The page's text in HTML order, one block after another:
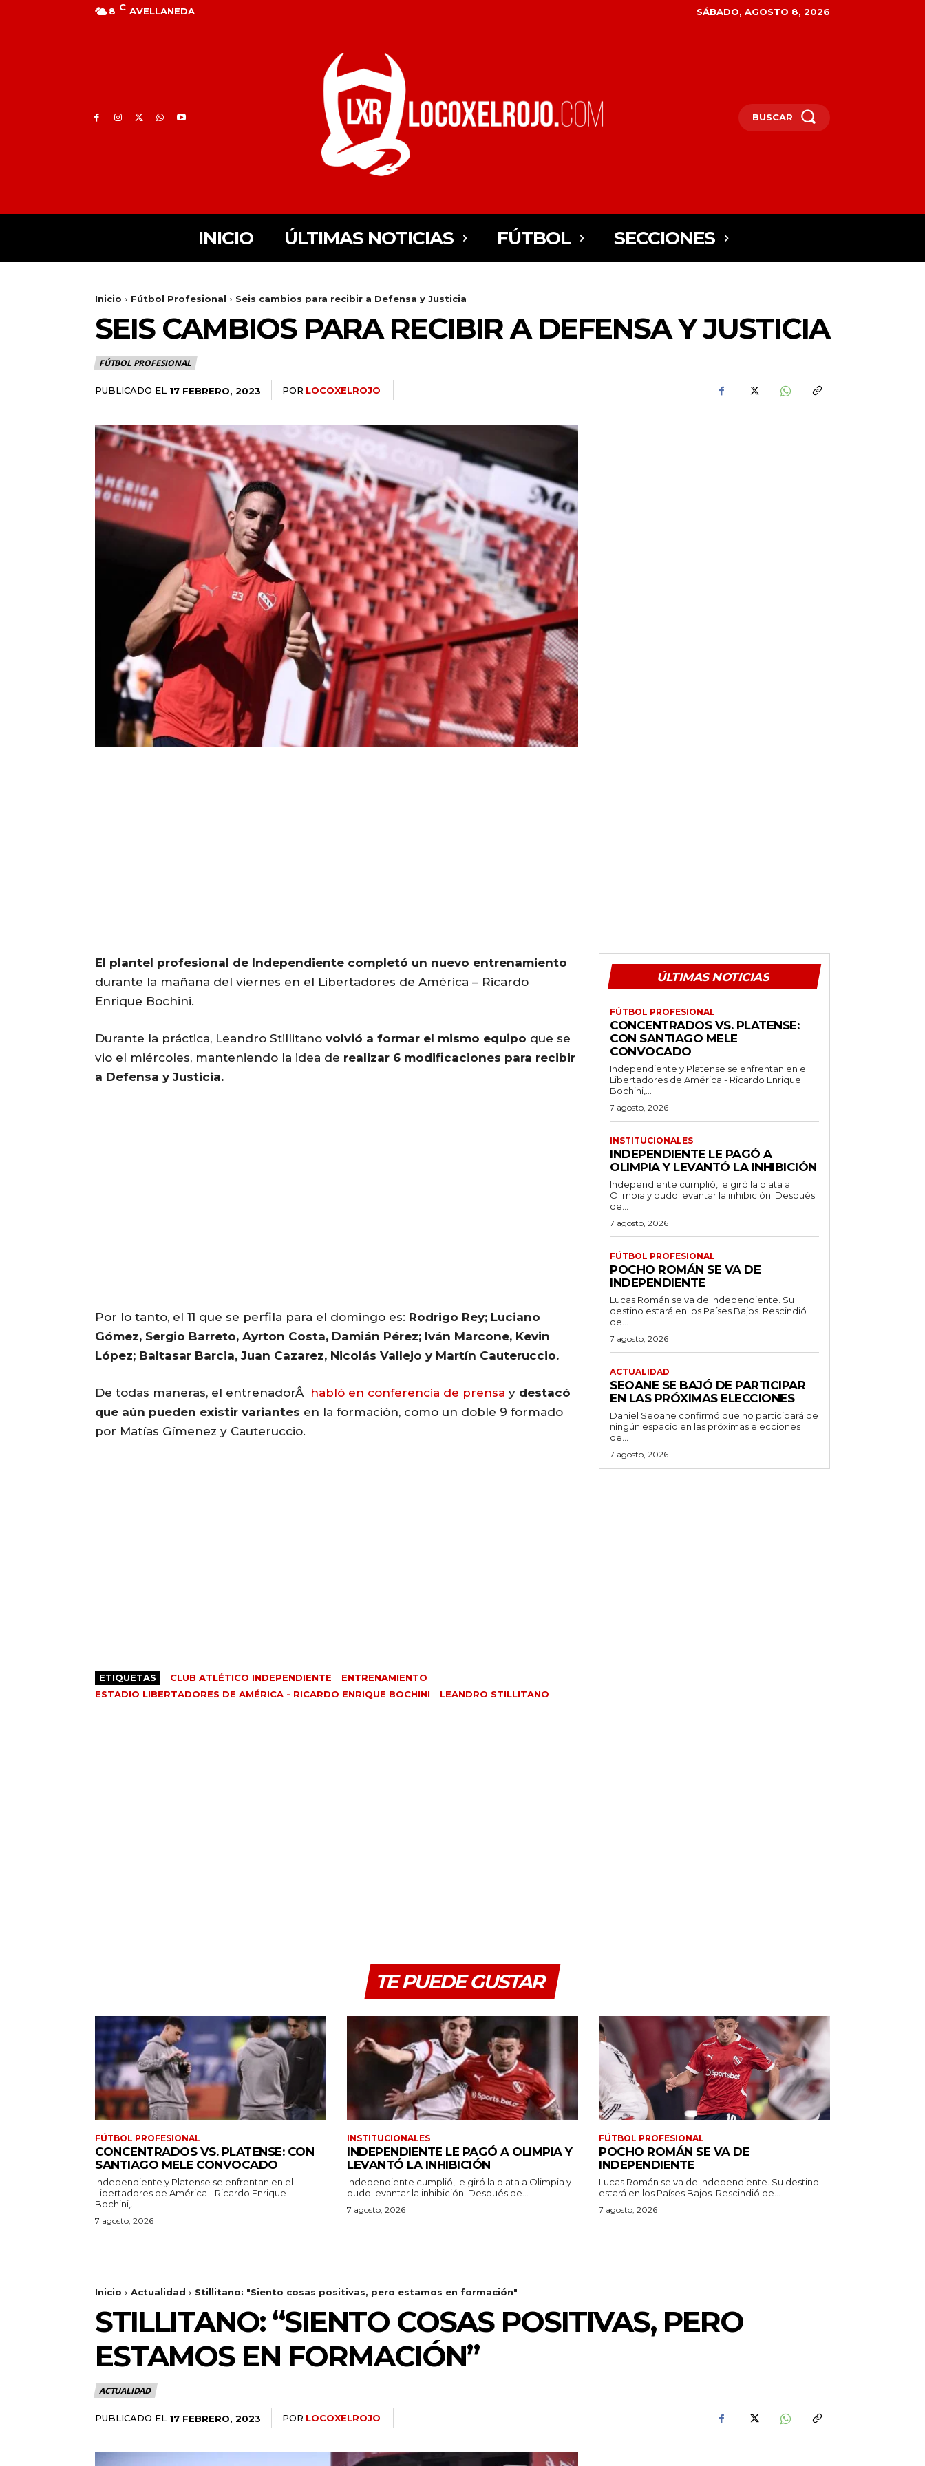
8 C AVELLANEDA SÁBADO, AGOSTO 8, 2026
BUSCAR
INICIO ÚLTIMAS NOTICIAS FÚTBOL SECCIONES
Inicio Fútbol Profesional Seis cambios para recibir a Defensa y Justicia
SEIS CAMBIOS PARA RECIBIR A DEFENSA Y JUSTICIA
FÚTBOL PROFESIONAL
PUBLICADO EL 17 FEBRERO, 2023 POR LOCOXELROJO
El plantel profesional de Independiente completó un nuevo entrenamiento
durante la mañana del viernes en el Libertadores de América – Ricardo
Enrique Bochini.
Durante la práctica, Leandro Stillitano volvió a formar el mismo equipo que se
vio el miércoles, manteniendo la idea de realizar 6 modificaciones para recibir
a Defensa y Justicia.
Por lo tanto, el 11 que se perfila para el domingo es: Rodrigo Rey; Luciano
Gómez, Sergio Barreto, Ayrton Costa, Damián Pérez; Iván Marcone, Kevin
López; Baltasar Barcia, Juan Cazarez, Nicolás Vallejo y Martín Cauteruccio.
De todas maneras, el entrenadorÂ habló en conferencia de prensa y destacó
que aún pueden existir variantes en la formación, como un doble 9 formado
por Matías Gímenez y Cauteruccio.
ETIQUETAS CLUB ATLÉTICO INDEPENDIENTE
ENTRENAMIENTO
ESTADIO LIBERTADORES DE AMÉRICA - RICARDO ENRIQUE BOCHINI
LEANDRO STILLITANO
ÚLTIMAS NOTICIAS
FÚTBOL PROFESIONAL
CONCENTRADOS VS. PLATENSE:
CON SANTIAGO MELE
CONVOCADO
Independiente y Platense se enfrentan en el
Libertadores de América - Ricardo Enrique
Bochini,...
7 agosto, 2026
INSTITUCIONALES
INDEPENDIENTE LE PAGÓ A
OLIMPIA Y LEVANTÓ LA INHIBICIÓN
Independiente cumplió, le giró la plata a
Olimpia y pudo levantar la inhibición. Después
de...
7 agosto, 2026
FÚTBOL PROFESIONAL
POCHO ROMÁN SE VA DE
INDEPENDIENTE
Lucas Román se va de Independiente. Su
destino estará en los Países Bajos. Rescindió
de...
7 agosto, 2026
ACTUALIDAD
SEOANE SE BAJÓ DE PARTICIPAR
EN LAS PRÓXIMAS ELECCIONES
Daniel Seoane confirmó que no participará de
ningún espacio en las próximas elecciones
de...
7 agosto, 2026
TE PUEDE GUSTAR
FÚTBOL PROFESIONAL
CONCENTRADOS VS. PLATENSE: CON
SANTIAGO MELE CONVOCADO
Independiente y Platense se enfrentan en el
Libertadores de América - Ricardo Enrique
Bochini,...
7 agosto, 2026
INSTITUCIONALES
INDEPENDIENTE LE PAGÓ A OLIMPIA Y
LEVANTÓ LA INHIBICIÓN
Independiente cumplió, le giró la plata a Olimpia y
pudo levantar la inhibición. Después de...
7 agosto, 2026
FÚTBOL PROFESIONAL
POCHO ROMÁN SE VA DE
INDEPENDIENTE
Lucas Román se va de Independiente. Su destino
estará en los Países Bajos. Rescindió de...
7 agosto, 2026